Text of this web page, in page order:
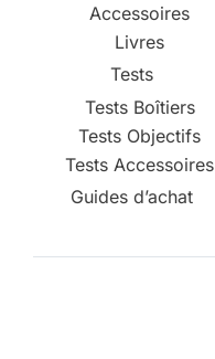
Accessoires
Livres
Tests
Tests Boîtiers
Tests Objectifs
Tests Accessoires
Guides d’achat